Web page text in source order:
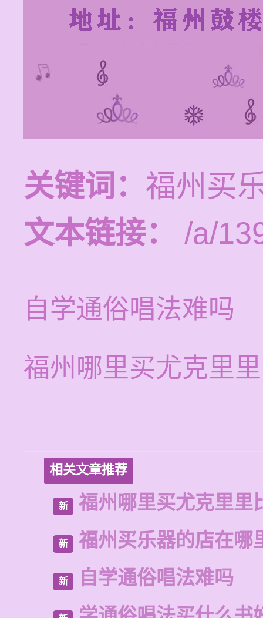
关键词： 福州买
文本链接：
/a/
自学通俗唱法难吗
福州哪里买尤克里
相关文章推荐
新 福州哪里买尤克里里
新 福州买乐器的店在哪
新 自学通俗唱法难吗